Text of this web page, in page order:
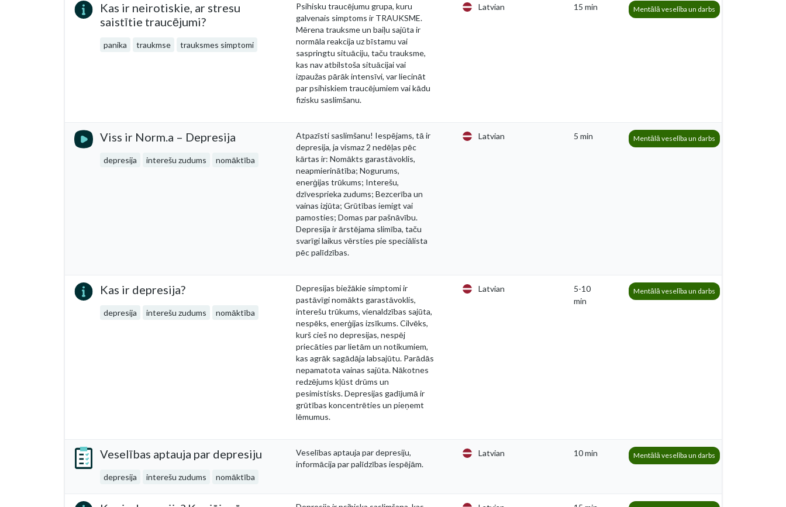
Kas ir neirotiskie, ar stresu
saistītie traucējumi?
panika traukmse trauksmes simptomi
Psihisku traucējumu grupa, kuru
galvenais simptoms ir TRAUKSME.
Mērena trauksme un baiļu sajūta ir
normāla reakcija uz bīstamu vai
saspringtu situāciju, taču trauksme,
kas nav atbilstoša situācijai vai
izpaužas pārāk intensīvi, var liecināt
par psihiskiem traucējumiem vai kādu
fizisku saslimšanu.
Latvian 15 min Mentālā veselība un darbs
Viss ir Norm.a – Depresija
depresija interešu zudums nomāktība
Atpazīsti saslimšanu! Iespējams, tā ir
depresija, ja vismaz 2 nedēļas pēc
kārtas ir: Nomākts garastāvoklis,
neapmierinātība; Nogurums,
enerģijas trūkums; Interešu,
dzīvesprieka zudums; Bezcerība un
vainas izjūta; Grūtības iemigt vai
pamosties; Domas par pašnāvību.
Depresija ir ārstējama slimība, taču
svarīgi laikus vērsties pie speciālista
pēc palīdzības.
Latvian 5 min Mentālā veselība un darbs
Kas ir depresija?
depresija interešu zudums nomāktība
Depresijas biežākie simptomi ir
pastāvīgi nomākts garastāvoklis,
interešu trūkums, vienaldzības sajūta,
nespēks, enerģijas izsīkums. Cilvēks,
kurš cieš no depresijas, nespēj
priecāties par lietām un notikumiem,
kas agrāk sagādāja labsajūtu. Parādās
nepamatota vainas sajūta. Nākotnes
redzējums kļūst drūms un
pesimistisks. Depresijas gadījumā ir
grūtības koncentrēties un pieņemt
lēmumus.
Latvian
5-10
min
Mentālā veselība un darbs
Veselības aptauja par depresiju
depresija interešu zudums nomāktība
Veselības aptauja par depresiju,
informācija par palīdzības iespējām.
Latvian 10 min Mentālā veselība un darbs